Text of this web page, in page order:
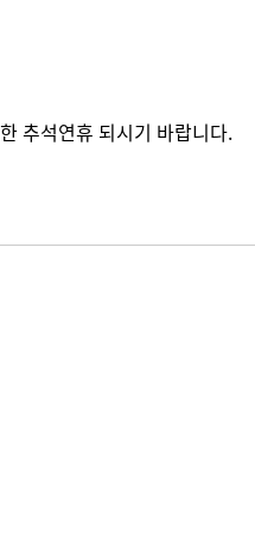
추석연휴 되시기 바랍니다.